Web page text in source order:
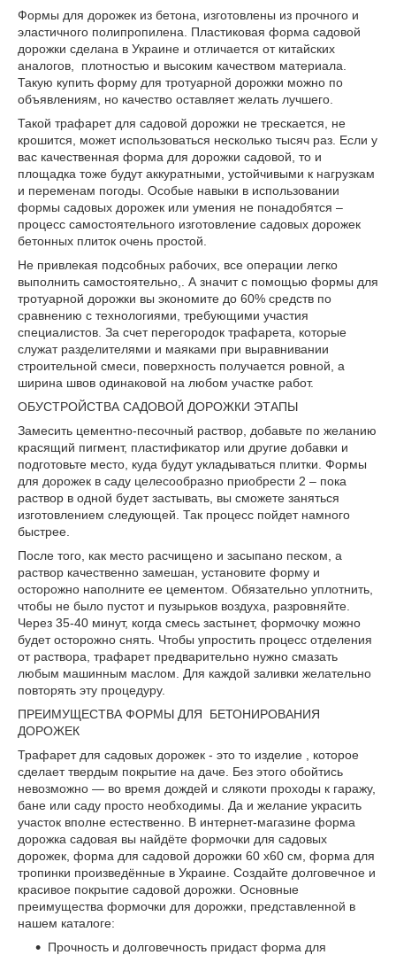
Формы для дорожек из бетона, изготовлены из прочного и
эластичного полипропилена. Пластиковая форма садовой
дорожки сделана в Украине и отличается от китайских
аналогов, плотностью и высоким качеством материала.
Такую купить форму для тротуарной дорожки можно по
объявлениям, но качество оставляет желать лучшего.
Такой трафарет для садовой дорожки не трескается, не
крошится, может использоваться несколько тысяч раз. Если у
вас качественная форма для дорожки садовой, то и
площадка тоже будут аккуратными, устойчивыми к нагрузкам
и переменам погоды. Особые навыки в использовании
формы садовых дорожек или умения не понадобятся –
процесс самостоятельного изготовление садовых дорожек
бетонных плиток очень простой.
Не привлекая подсобных рабочих, все операции легко
выполнить самостоятельно,. А значит с помощью формы для
тротуарной дорожки вы экономите до 60% средств по
сравнению с технологиями, требующими участия
специалистов. За счет перегородок трафарета, которые
служат разделителями и маяками при выравнивании
строительной смеси, поверхность получается ровной, а
ширина швов одинаковой на любом участке работ.
ОБУСТРОЙСТВА САДОВОЙ ДОРОЖКИ ЭТАПЫ
Замесить цементно-песочный раствор, добавьте по желанию
красящий пигмент, пластификатор или другие добавки и
подготовьте место, куда будут укладываться плитки. Формы
для дорожек в саду целесообразно приобрести 2 – пока
раствор в одной будет застывать, вы сможете заняться
изготовлением следующей. Так процесс пойдет намного
быстрее.
После того, как место расчищено и засыпано песком, а
раствор качественно замешан, установите форму и
осторожно наполните ее цементом. Обязательно уплотнить,
чтобы не было пустот и пузырьков воздуха, разровняйте.
Через 35-40 минут, когда смесь застынет, формочку можно
будет осторожно снять. Чтобы упростить процесс отделения
от раствора, трафарет предварительно нужно смазать
любым машинным маслом. Для каждой заливки желательно
повторять эту процедуру.
ПРЕИМУЩЕСТВА ФОРМЫ ДЛЯ БЕТОНИРОВАНИЯ
ДОРОЖЕК
Трафарет для садовых дорожек - это то изделие , которое
сделает твердым покрытие на даче. Без этого обойтись
невозможно — во время дождей и слякоти проходы к гаражу,
бане или саду просто необходимы. Да и желание украсить
участок вполне естественно. В интернет-магазине форма
дорожка садовая вы найдёте формочки для садовых
дорожек, форма для садовой дорожки 60 х60 см, форма для
тропинки произведённые в Украине. Создайте долговечное и
красивое покрытие садовой дорожки. Основные
преимущества формочки для дорожки, представленной в
нашем каталоге:
Прочность и долговечность придаст форма для